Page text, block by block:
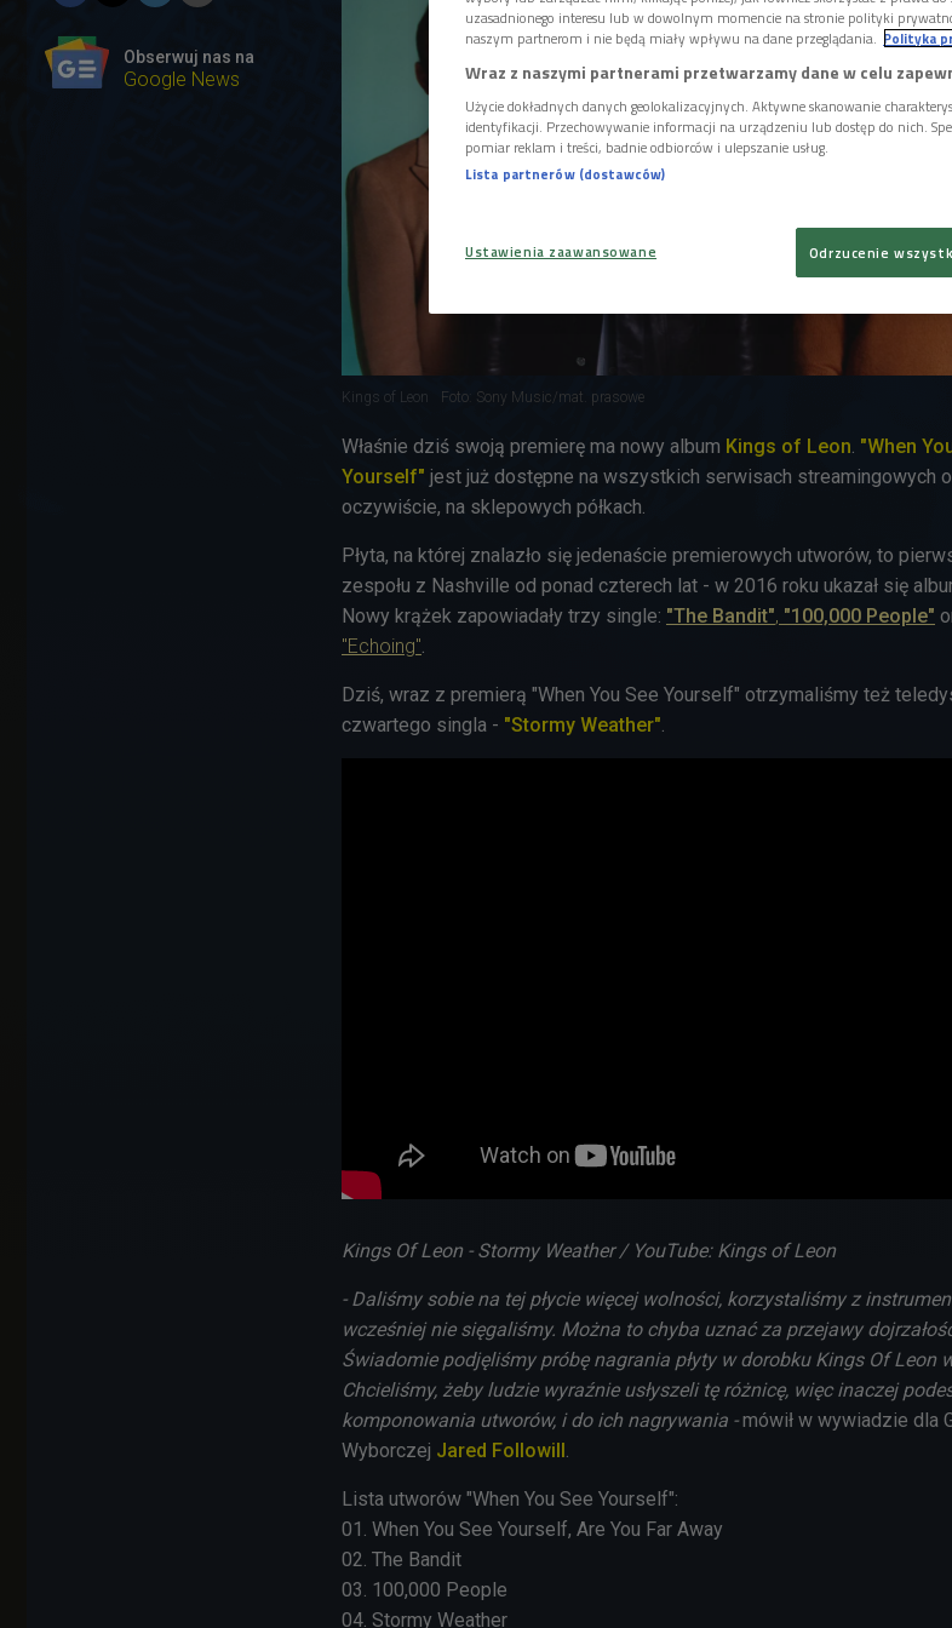
Obserwuj nas na
Google News
Kings of Leon Foto: Sony Music/mat. prasowe
Właśnie dziś swoją premierę ma nowy album Kings of Leon. "When
Yourself" jest już dostępne na wszystkich serwisach streamingowych
oczywiście, na sklepowych półkach.
Płyta, na której znalazło się jedenaście premierowych utworów, to
zespołu z Nashville od ponad czterech lat - w 2016 roku ukazał się
Nowy krążek zapowiadały trzy single: "The Bandit", "100,000 People"
"Echoing".
Dziś, wraz z premierą "When You See Yourself" otrzymaliśmy też
czwartego singla - "Stormy Weather".
Kings Of Leon - Stormy Weather / YouTube: Kings of Leon
- Daliśmy sobie na tej płycie więcej wolności, korzystaliśmy z
wcześniej nie sięgaliśmy. Można to chyba uznać za przejawy
Świadomie podjęliśmy próbę nagrania płyty w dorobku Kings Of Leon
Chcieliśmy, żeby ludzie wyraźnie usłyszeli tę różnicę, więc inaczej
komponowania utworów, i do ich nagrywania -mówił w wywiadzie dla
Wyborczej Jared Followill .
Lista utworów "When You See Yourself":
01. When You See Yourself, Are You Far Away
02. The Bandit
03. 100,000 People
04. Stormy Weather
uzasadnionego interesu lub w dowolnym momencie na stronie polityki
naszym partnerom i nie będą miały wpływu na dane przeglądania. Polityka
Wraz z naszymi partnerami przetwarzamy dane w celu
Użycie dokładnych danych geolokalizacyjnych. Aktywne skanowanie
identyfikacji. Przechowywanie informacji na urządzeniu lub dostęp do nich.
pomiar reklam i treści, badnie odbiorców i ulepszanie usług.
Lista partnerów (dostawców)
Ustawienia zaawansowane Odrzucenie